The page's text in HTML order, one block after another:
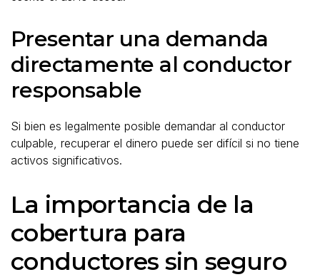
Presentar una demanda
directamente al conductor
responsable
Si bien es legalmente posible demandar al conductor
culpable, recuperar el dinero puede ser difícil si no tiene
activos significativos.
La importancia de la
cobertura para
conductores sin seguro